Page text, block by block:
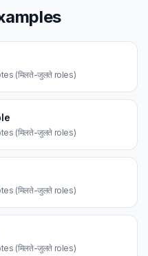
(मिलते-जुलते roles)
(मिलते-जुलते roles)
(मिलते-जुलते roles)
(मिलते-जुलते roles)